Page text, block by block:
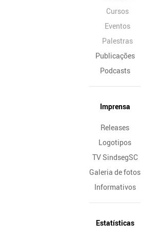
Cursos
Eventos
Palestras
Publicações
Podcasts
Imprensa
Releases
Logotipos
TV SindsegSC
Galeria de fotos
Informativos
Estatísticas